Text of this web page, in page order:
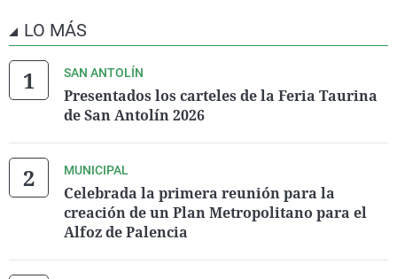
LO MÁS
SAN ANTOLÍN
Presentados los carteles de la Feria Taurina
de San Antolín 2026
MUNICIPAL
Celebrada la primera reunión para la
creación de un Plan Metropolitano para el
Alfoz de Palencia